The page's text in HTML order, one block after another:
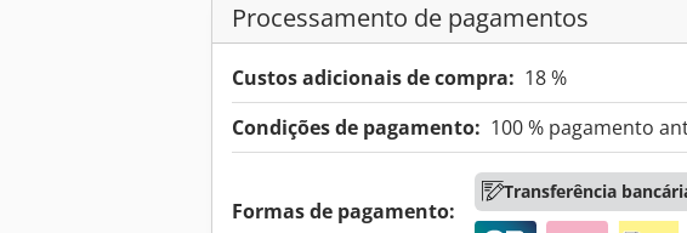
Processamento de pagamentos
Custos adicionais de compra: 18 %
Condições de pagamento: 100 % pagamento
Formas de pagamento:
Transferência